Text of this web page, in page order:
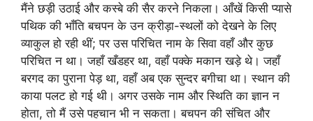
मैंने छड़ी उठाई और कस्बे की सैर करने निकला। आँखें किसी प्यासे
पथिक की भाँति बचपन के उन क्रीड़ा-स्थलों को देखने के लिए
व्याकुल हो रही थीं; पर उस परिचित नाम के सिवा वहाँ और कुछ
परिचित न था। जहाँ खँडहर था, वहाँ पक्के मकान खड़े थे। जहाँ
बरगद का पुराना पेड़ था, वहाँ अब एक सुन्दर बगीचा था। स्थान की
काया पलट हो गई थी। अगर उसके नाम और स्थिति का ज्ञान न
होता, तो मैं उसे पहचान भी न सकता। बचपन की संचित और